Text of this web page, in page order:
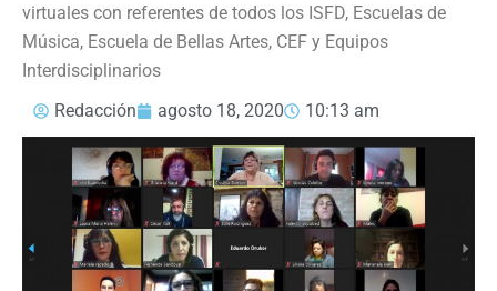
virtuales con referentes de todos los ISFD, Escuelas de
Música, Escuela de Bellas Artes, CEF y Equipos
Interdisciplinarios
Redacción
agosto 18, 2020 10:13 am